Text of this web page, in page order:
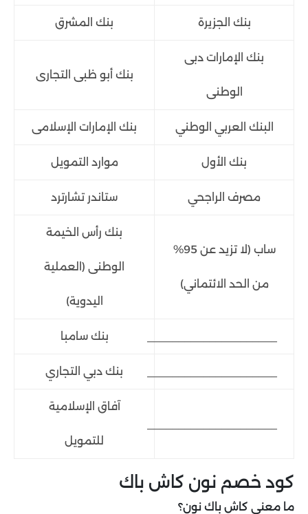
بنك الجزيرة بنك المشرق
بنك الإمارات دبى
الوطنى
بنك أبو ظبى التجارى
البنك العربي الوطني بنك الإمارات الإسلامى
بنك الأول موارد التمويل
مصرف الراجحي ستاندر تشارترد
ساب (لا تزيد عن 95%
من الحد الائتماني)
بنك رأس الخيمة
الوطنى (العملية
اليدوية)
بنك سامبا
بنك دبي التجاري
آفاق الإسلامية
للتمويل
كود خصم نون كاش باك
ما معنى كاش باك نون؟